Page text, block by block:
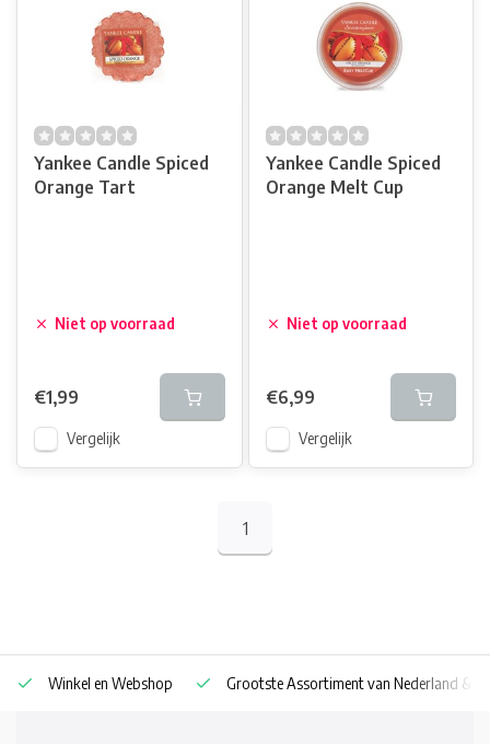
Yankee Candle Spiced
Orange Tart
Niet op voorraad
€1,99
Vergelijk
Yankee Candle Spiced
Orange Melt Cup
Niet op voorraad
€6,99
Vergelijk
1
Winkel en Webshop Grootste Assortiment van Nederland &